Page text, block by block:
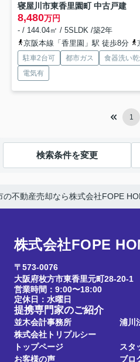
寝屋川市東香里園町 中古戸建
8,480万円
- / 144.04㎡ / 5SLDK /築2年
京阪本線「香里園」駅 徒歩8分
駐車2台可 都市ガス 食器洗い
電気有
1
検索条件を変更
の不動産売却なら株式会社FOPE
株式会社FOPE
〒573-0076
大阪府枚方市東香里元町28-20-1
営業時間：9:00〜18:00
定休日：水曜日
提携専門家のご紹介
並木会計事務所
浦川
株式会社トリプルシー
トップページ
スタ
お客様の声
ブロ